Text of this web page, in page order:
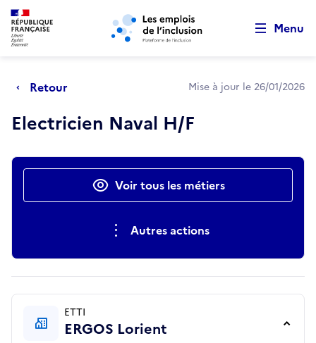
Aller au menu principal Aller au contenu principal
Menu
Retour Mise à jour le 26/01/2026
Electricien Naval H/F
Actions rapidesVoir tous les métiers
Autres actions
ETTI
ERGOS Lorient
Retour au début de la page
Panneau de gestion des cookies